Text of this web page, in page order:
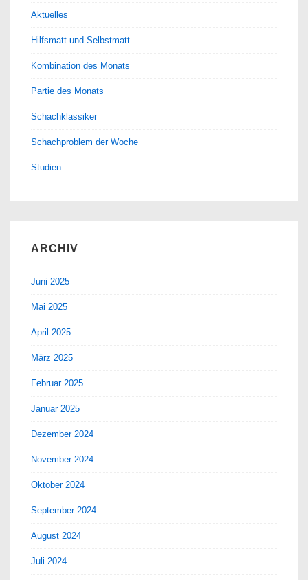
Aktuelles
Hilfsmatt und Selbstmatt
Kombination des Monats
Partie des Monats
Schachklassiker
Schachproblem der Woche
Studien
ARCHIV
Juni 2025
Mai 2025
April 2025
März 2025
Februar 2025
Januar 2025
Dezember 2024
November 2024
Oktober 2024
September 2024
August 2024
Juli 2024